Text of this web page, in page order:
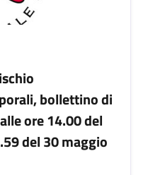
bollettino di
ore 14.00 del
del 30 maggio